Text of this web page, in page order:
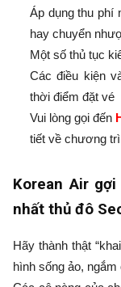
Áp dụng thu phí
hay chuyển
Một số thủ tục
Các điều kiện
thời điểm đặt vé
Vui lòng gọi đến
tiết về chương
Korean Air
nhất thủ đô
Hãy thành thật
hình sống ảo,